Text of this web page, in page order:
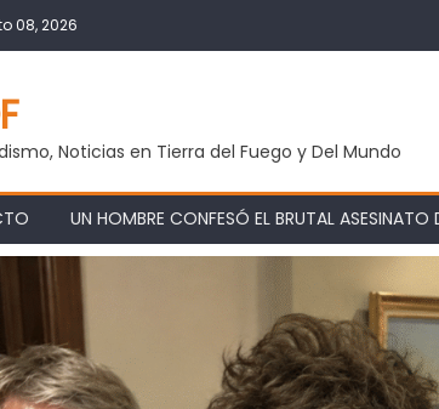
08, 2026
Noticias en Tierra del Fuego y Del Mundo
UN HOMBRE CONFESÓ EL BRUTAL ASESINATO